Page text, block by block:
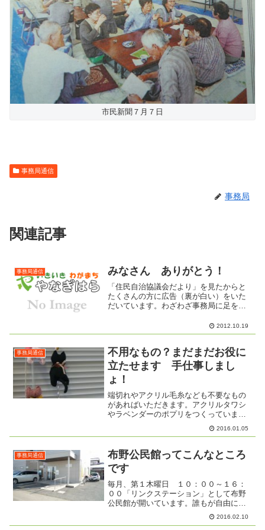
市民新聞７月７日
事務局通信
事務局
関連記事
事務局通信 みなさん ありがとう！
「住民自治協議会だより」を見たからと
たくさんの方に広告（裏が白い）をいた
だいています。わざわざ事務局に足を運
とうにうれしく思います。封筒作り （も
のづくりボランティア）しませんか？今
2012.10.19
事務局通信
不用なもの？まだまだお役に
立たせます 手仕事しまし
ょ！
端切れやアクリル毛糸なども不要なもの
があればいただきます。アクリルタワシ
やラベンダーのポプリをつくっていま
す。今年は、ネコクリップをつくろうと
しています。お手玉もいいかな。水引で
「作ってみたい」という声が上...
2016.01.05
事務局通信
布野公民館ってこんなところ
です
毎月、第１木曜日 １０：００～１６：
００「リンクステーション」として布野
公民館が開いています。誰もが自由に来
て、自由に過ごせる場。２月４日は、
「終活」シュウカツについての取り組み
2016.02.10